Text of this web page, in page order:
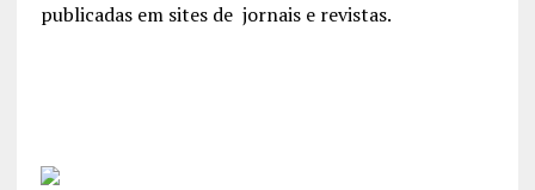
publicadas em sites de jornais e revistas.